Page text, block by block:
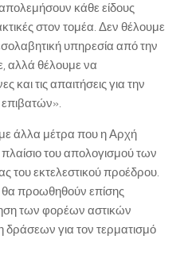
κάθε είδους
στον τομέα. Δεν θέλουμε
υπηρεσία από την
αλλά θέλουμε να
τις απαιτήσεις για την
άλλα μέτρα που η Αρχή
του απολογισμού των
του εκτελεστικού προέδρου.
προωθηθούν επίσης
των φορέων αστικών
για τον τερματισμό